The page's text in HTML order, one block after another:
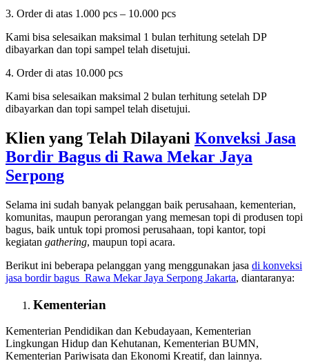
3. Order di atas 1.000 pcs – 10.000 pcs
Kami bisa selesaikan maksimal 1 bulan terhitung setelah DP
dibayarkan dan topi sampel telah disetujui.
4. Order di atas 10.000 pcs
Kami bisa selesaikan maksimal 2 bulan terhitung setelah DP
dibayarkan dan topi sampel telah disetujui.
Klien yang Telah Dilayani Konveksi Jasa
Bordir Bagus di Rawa Mekar Jaya
Serpong
Selama ini sudah banyak pelanggan baik perusahaan, kementerian,
komunitas, maupun perorangan yang memesan topi di produsen topi
bagus, baik untuk topi promosi perusahaan, topi kantor, topi
kegiatan gathering, maupun topi acara.
Berikut ini beberapa pelanggan yang menggunakan jasa di konveksi
jasa bordir bagus Rawa Mekar Jaya Serpong Jakarta, diantaranya:
Kementerian
Kementerian Pendidikan dan Kebudayaan, Kementerian
Lingkungan Hidup dan Kehutanan, Kementerian BUMN,
Kementerian Pariwisata dan Ekonomi Kreatif, dan lainnya.